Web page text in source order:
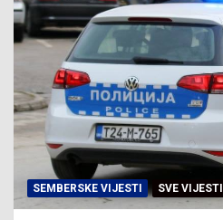
SEMBERSKE VIJESTI SVE VIJESTI